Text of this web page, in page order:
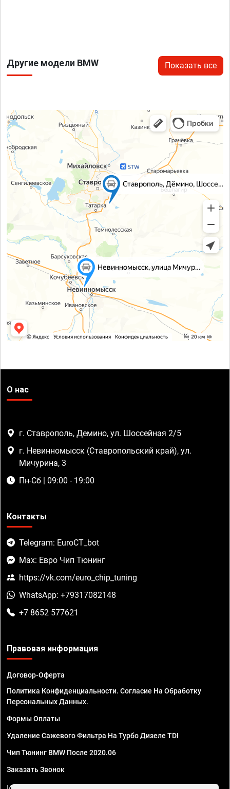
Другие модели BMW Показать все
О нас
г. Ставрополь, Демино, ул. Шоссейная 2/5
г. Невинномысск (Ставропольский край), ул.
Мичурина, 3
Пн-Сб | 09:00 - 19:00
Контакты
Telegram: EuroCT_bot
Max: Евро Чип Тюнинг
https://vk.com/euro_chip_tuning
WhatsApp: +79317082148
+7 8652 577621
Правовая информация
Договор-Оферта
Политика Конфиденциальности. Согласие На Обработку
Персональных Данных.
Формы Оплаты
Удаление Сажевого Фильтра На Турбо Дизеле TDI
Чип Тюнинг BMW После 2020.06
Заказать Звонок